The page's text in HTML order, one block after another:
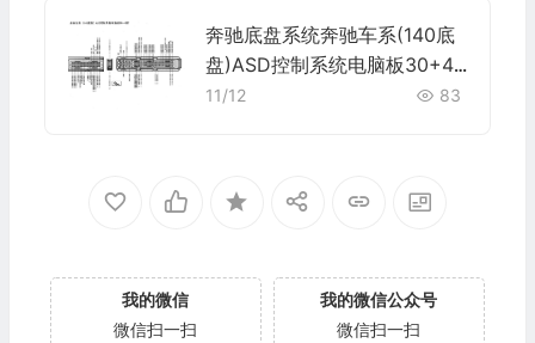
奔驰底盘系统奔驰车系(140底
盘)ASD控制系统电脑板30+48
针端子
11/12 83
我的微信
微信扫一扫
我的微信公众号
微信扫一扫